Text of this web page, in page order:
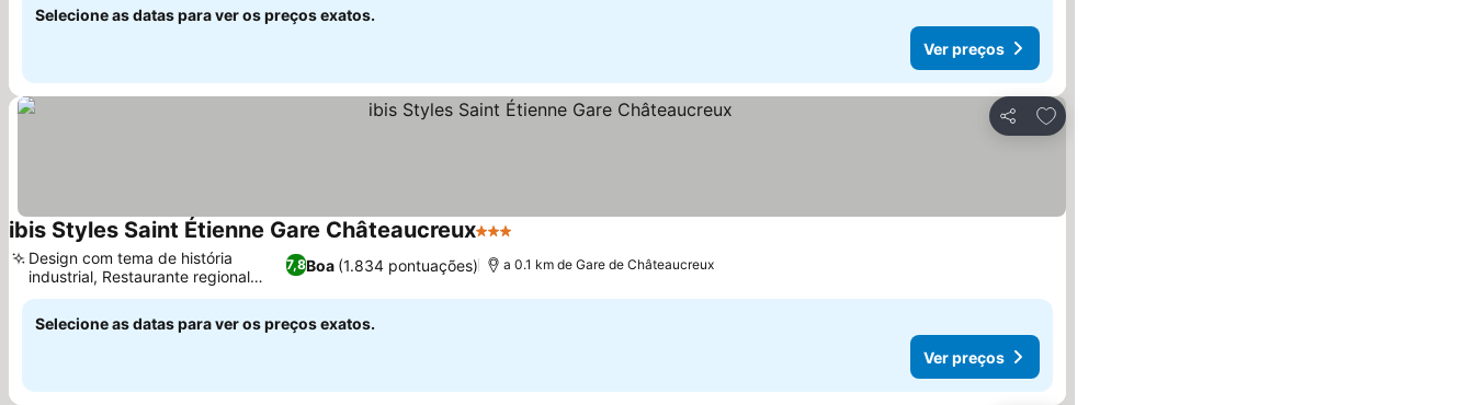
Selecione as datas para ver os preços exatos.
Ver preços
Partilhar
Adicionar aos favoritos
ibis Styles Saint Étienne Gare Châteaucreux3 Estrelas
7,8Boa (1.834 pontuações)
Design com tema de história
industrial, Restaurante regional
anexo
a 0.1 km de Gare de Châteaucreux
Selecione as datas para ver os preços exatos.
Ver preços